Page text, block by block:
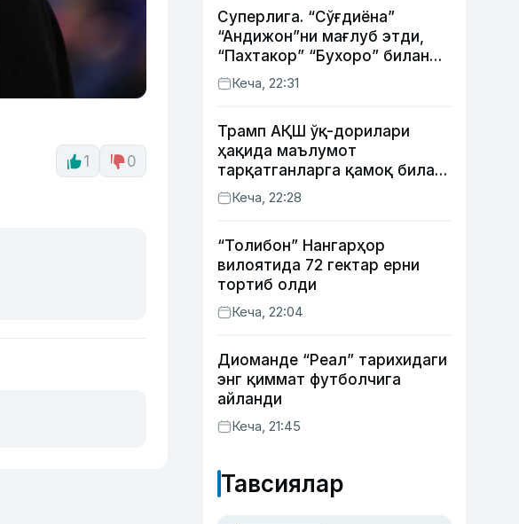
1 0
Суперлига. “Сўғдиёна”
“Андижон”ни мағлуб этди,
“Пахтакор” “Бухоро” билан
жанговар дуранг қайд этди
Кеча, 22:31
Трамп АҚШ ўқ-дорилари
ҳақида маълумот
тарқатганларга қамоқ билан
таҳдид қилди
Кеча, 22:28
“Толибон” Нангарҳор
вилоятида 72 гектар ерни
тортиб олди
Кеча, 22:04
Диоманде “Реал” тарихидаги
энг қиммат футболчига
айланди
Кеча, 21:45
Тавсиялар